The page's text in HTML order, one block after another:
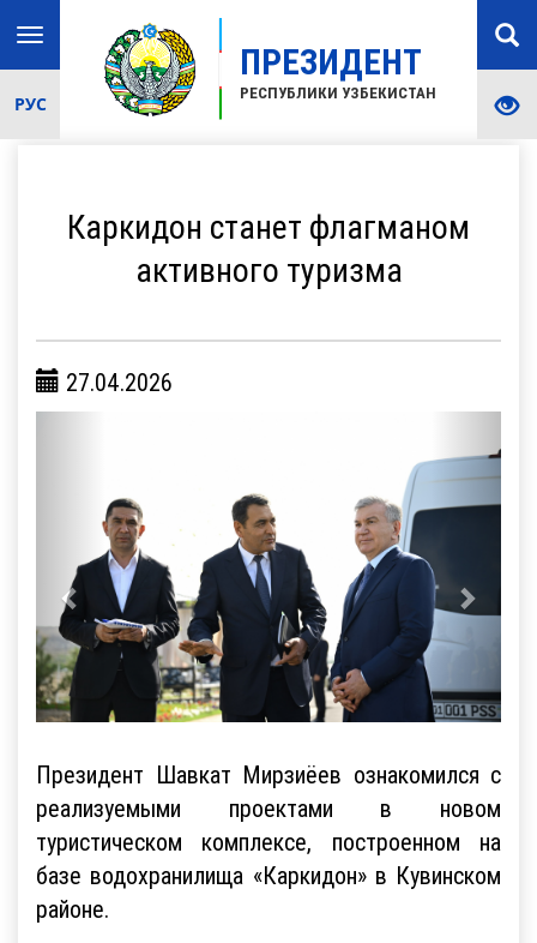
ПРЕЗИДЕНТ
РЕСПУБЛИКИ УЗБЕКИСТАН
Toggle
navigation
РУС
Каркидон станет флагманом
активного туризма
27.04.2026
Президент Шавкат Мирзиёев ознакомился с
реализуемыми проектами в новом
туристическом комплексе, построенном на
базе водохранилища «Каркидон» в Кувинском
районе.